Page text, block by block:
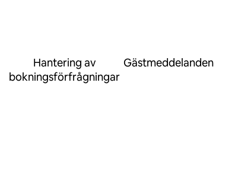
Hantering av
bokningsförfrågningar
Gästmeddelanden